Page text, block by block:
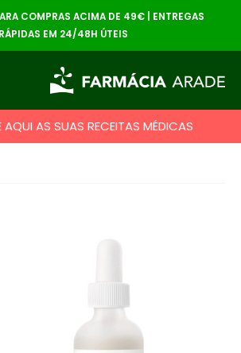
COMPRAS ACIMA DE 49€ | ENTREGAS
RÁPIDAS EM 24/48H ÚTEIS
AQUI AS SUAS RECEITAS MÉDICAS